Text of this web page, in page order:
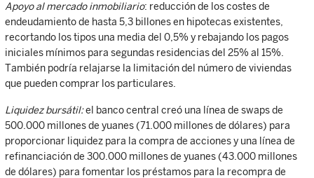
Apoyo al mercado inmobiliario: reducción de los costes de
endeudamiento de hasta 5,3 billones en hipotecas existentes,
recortando los tipos una media del 0,5% y rebajando los pagos
iniciales mínimos para segundas residencias del 25% al 15%.
También podría relajarse la limitación del número de viviendas
que pueden comprar los particulares.
Liquidez bursátil:el banco central creó una línea de swaps de
500.000 millones de yuanes (71.000 millones de dólares) para
proporcionar liquidez para la compra de acciones y una línea de
refinanciación de 300.000 millones de yuanes (43.000 millones
de dólares) para fomentar los préstamos para la recompra de